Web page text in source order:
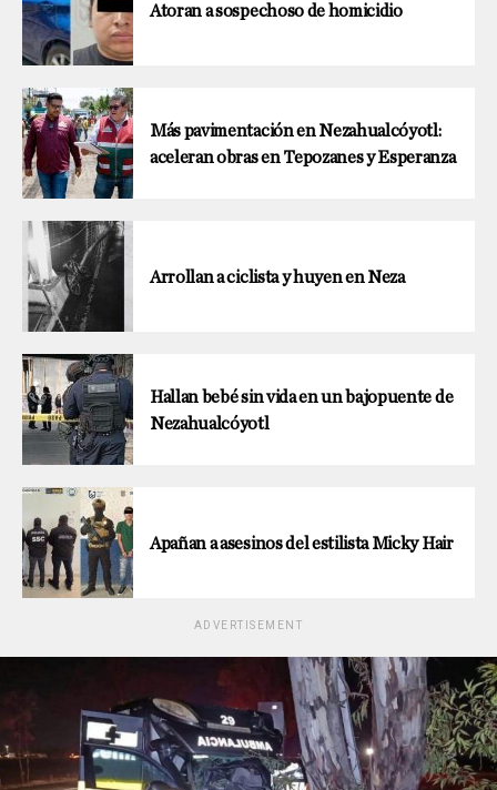
Atoran a sospechoso de homicidio
Más pavimentación en Nezahualcóyotl:
aceleran obras en Tepozanes y Esperanza
Arrollan a ciclista y huyen en Neza
Hallan bebé sin vida en un bajopuente de
Nezahualcóyotl
Apañan a asesinos del estilista Micky Hair
ADVERTISEMENT